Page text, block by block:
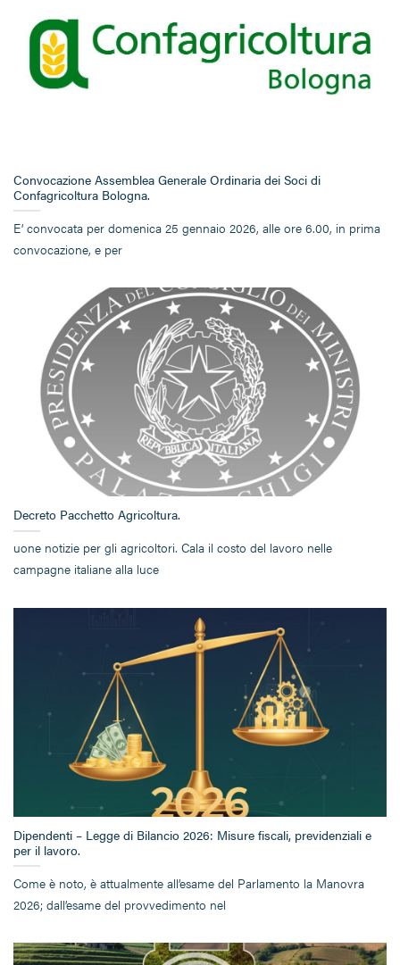
Convocazione Assemblea Generale Ordinaria dei Soci di
Confagricoltura Bologna.
E’ convocata per domenica 25 gennaio 2026, alle ore 6.00, in prima
convocazione, e per
Decreto Pacchetto Agricoltura.
uone notizie per gli agricoltori. Cala il costo del lavoro nelle
campagne italiane alla luce
Dipendenti – Legge di Bilancio 2026: Misure fiscali, previdenziali e
per il lavoro.
Come è noto, è attualmente all’esame del Parlamento la Manovra
2026; dall’esame del provvedimento nel